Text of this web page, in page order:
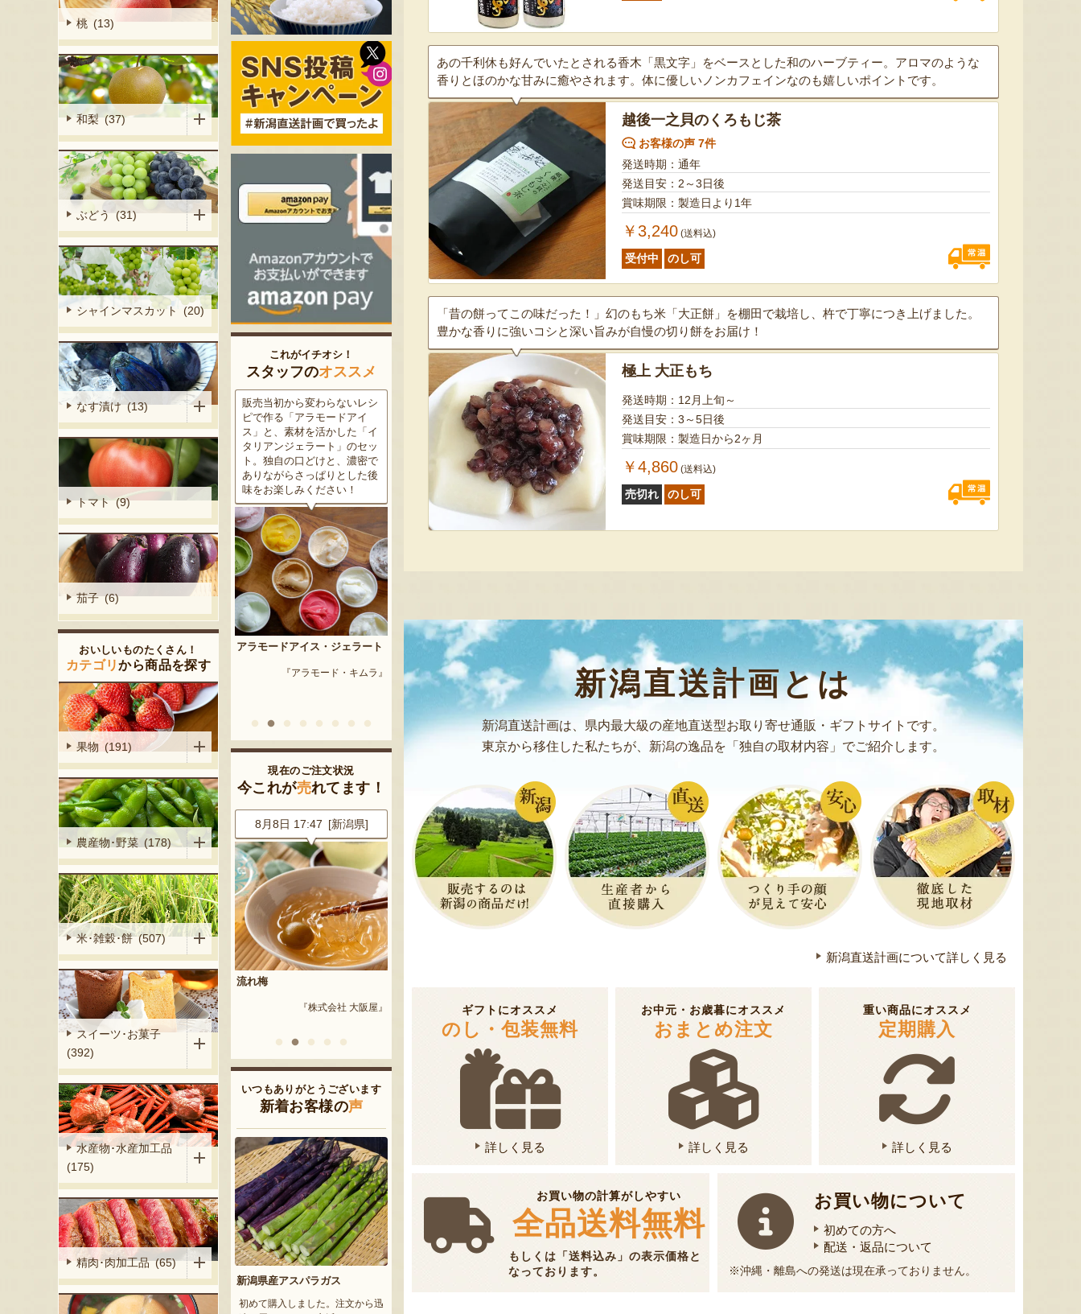
あの千利休も好んでいたとされる香木「黒文字」をベースとした和のハーブティー。アロマのような
香りとほのかな甘みに癒やされます。体に優しいノンカフェインなのも嬉しいポイントです。
越後一之貝のくろもじ茶
お客様の声 7件
発送時期：通年
発送目安：2～3日後
賞味期限：製造日より1年
￥3,240 (送料込)
受付中 のし可
「昔の餅ってこの味だった！」幻のもち米「大正餅」を棚田で栽培し、杵で丁寧につき上げました。
豊かな香りに強いコシと深い旨みが自慢の切り餅をお届け！
極上 大正もち
発送時期：12月上旬～
発送目安：3～5日後
賞味期限：製造日から2ヶ月
￥4,860 (送料込)
売切れ のし可
新潟直送計画とは
新潟直送計画は、県内最大級の産地直送型お取り寄せ通販・ギフトサイトです。
東京から移住した私たちが、新潟の逸品を「独自の取材内容」でご紹介します。
新潟直送計画について詳しく見る
ギフトにオススメ
のし・包装無料
詳しく見る
お中元・お歳暮にオススメ
おまとめ注文
詳しく見る
重い商品にオススメ
定期購入
詳しく見る
お買い物の計算がしやすい
全品送料無料
もしくは「送料込み」の表示価格と
なっております。
お買い物について
初めての方へ
配送・返品について
※沖縄・離島への発送は現在承っておりません。
桃 (13)
和梨 (37)
ぶどう (31)
シャインマスカット (20)
なす漬け (13)
トマト (9)
茄子 (6)
おいしいものたくさん！
カテゴリから商品を探す
果物 (191)
農産物･野菜 (178)
米･雑穀･餅 (507)
スイーツ･お菓子
(392)
水産物･水産加工品
(175)
精肉･肉加工品 (65)
これがイチオシ！
スタッフのオススメ
くだもの園』
販売当初から変わらないレシ
ピで作る「アラモードアイ
ス」と、素材を活かした「イ
タリアンジェラート」のセッ
ト。独自の口どけと、濃密で
ありながらさっぱりとした後
味をお楽しみください！
アラモードアイス・ジェラート
『アラモード・キムラ』
この道50年の大ベテラン農家
が育てた美味しい新潟枝豆・
茶豆！手塩にかけて育てた枝
豆の甘味と深い香り、コクの
ある旨味を是非一度お試し下
さい。お中元にもオススメ！
予約注文：新潟産 枝豆・茶豆
新潟の夏と言えば大阪屋の流
れ梅！国産の梅果汁とくずき
り風のゼリーの相性が抜群。
爽やかな甘みとツルッとした
食感は一度食べたらクセにな
るはず！お中元にも喜ばれる
こと間違い無し！
『株式会社 大阪屋』
魚沼市だけで作られている
「深雪なす」を使ったなす漬
け。しっかりとした塩味が好
評で、地元の直売所で大人気
の商品です。夏はもちろん、
甘みがのった秋なすは特に絶
品。新米との相性も抜群で
予約注文：魚沼の定番 まるつた
のなす漬け 深雪なす
『農房 丸蔦食品』
太田農園が手塩にかけて育て
生まれの原種メロンの血をひ
く、「メロンの王様」とも呼
予約注文：新潟産 アールスメロ
『情熱野菜の太田農園』
実に袋をかける丁寧な手仕事
によって、濃厚な甘みと美し
ど、旬の品種をお届けしま
予約注文：新潟県産 梨
『くまの森ファーム』
現在のご注文状況
今これが売れてます！
の宇野農園』
8月8日 17:47 [新潟県]
流れ梅
『株式会社 大阪屋』
8月8日 17:43 [新潟県]
佐渡産 浜茹で紅ズワイガニ む
8月8日 17:28 [新潟県]
『平山農園』
8月8日 17:24 [新潟県]
『へんじんもっこ』
8月8日 17:51 [兵庫県]
『梨の宇野農園』
8月8日 17:47 [新潟県]
『株式会社 大阪屋』
いつもありがとうございます
新着お客様の声
新潟県産アスパラガス
初めて購入しました。注文から迅